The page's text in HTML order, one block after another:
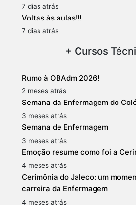
7 dias atrás
Voltas às aulas!!!
7 dias atrás
+ Cursos
Rumo à OBAdm 2026!
2 meses atrás
Semana da Enfermagem do
3 meses atrás
Semana de Enfermagem
3 meses atrás
Emoção resume como foi a
4 meses atrás
Cerimônia do Jaleco: um
carreira da Enfermagem
4 meses atrás